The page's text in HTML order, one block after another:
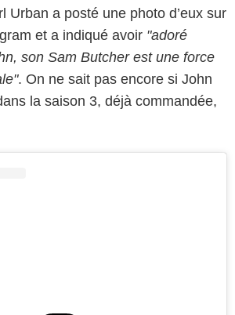
Urban a posté une photo d’eux sur
et a indiqué avoir "adoré
son Sam Butcher est une force
. On ne sait pas encore si John
la saison 3, déjà commandée,